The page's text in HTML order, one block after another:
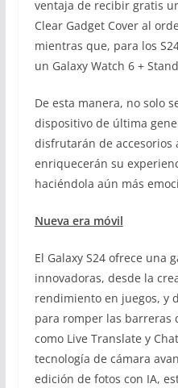
ventaja de recibir gratis
Clear Gadget Cover al
mientras que, para los
un Galaxy Watch 6 +
De esta manera, no solo
dispositivo de última
disfrutarán de accesorios
enriquecerán su
haciéndola aún más
Nueva era móvil
El Galaxy S24 ofrece una
innovadoras, desde la
rendimiento en juegos, y
para romper las barreras
como Live Translate y
tecnología de cámara
edición de fotos con IA,